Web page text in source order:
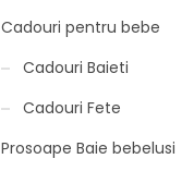
Cadouri pentru bebe
Cadouri Baieti
Cadouri Fete
Prosoape Baie bebelusi